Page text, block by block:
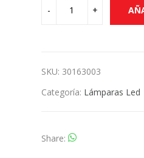
SKU: 30163003
Categoría: Lámparas Led
Share